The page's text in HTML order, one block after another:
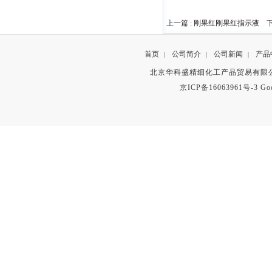
上一篇 : 刚果红刚果红指示液
首页 | 公司简介 | 公司新闻 | 产品
北京华科盛精细化工产品贸易有
京ICP备16063961号-3